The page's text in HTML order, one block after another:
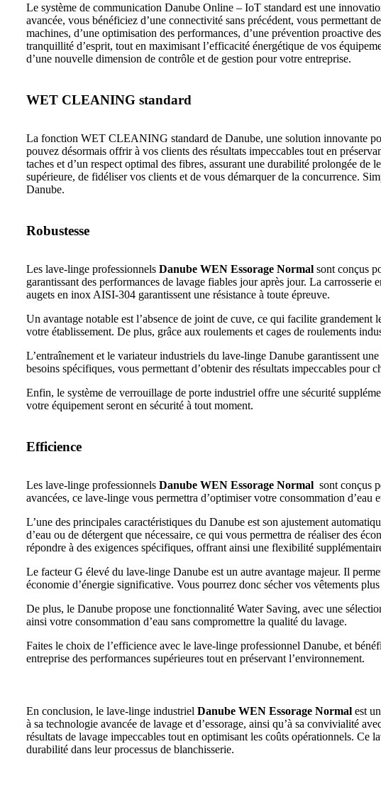
Le système de communication Danube Online – IoT standard est une
avancée, vous bénéficiez d’une connectivité sans précédent, vous permettant
machines, d’une optimisation des performances, d’une prévention proactive
tranquillité d’esprit, tout en maximisant l’efficacité énergétique de vos
d’une nouvelle dimension de contrôle et de gestion pour votre entreprise.
WET CLEANING standard
La fonction WET CLEANING standard de Danube, une solution innovante
pouvez désormais offrir à vos clients des résultats impeccables tout en
taches et d’un respect optimal des fibres, assurant une durabilité prolongée
supérieure, de fidéliser vos clients et de vous démarquer de la concurrence.
Danube.
Robustesse
Les lave-linge professionnels Danube WEN Essorage Normal sont conçus
garantissant des performances de lavage fiables jour après jour. La
augets en inox AISI-304 garantissent une résistance à toute épreuve.
Un avantage notable est l’absence de joint de cuve, ce qui facilite
votre établissement. De plus, grâce aux roulements et cages de roulements
L’entraînement et le variateur industriels du lave-linge Danube garantissent
besoins spécifiques, vous permettant d’obtenir des résultats impeccables pour
Enfin, le système de verrouillage de porte industriel offre une sécurité
votre équipement seront en sécurité à tout moment.
Efficience
Les lave-linge professionnels Danube WEN Essorage Normal sont conçus
avancées, ce lave-linge vous permettra d’optimiser votre consommation
L’une des principales caractéristiques du Danube est son ajustement
d’eau ou de détergent que nécessaire, ce qui vous permettra de réaliser des
répondre à des exigences spécifiques, offrant ainsi une flexibilité
Le facteur G élevé du lave-linge Danube est un autre avantage majeur. Il
économie d’énergie significative. Vous pourrez donc sécher vos vêtements
De plus, le Danube propose une fonctionnalité Water Saving, avec une
ainsi votre consommation d’eau sans compromettre la qualité du lavage.
Faites le choix de l’efficience avec le lave-linge professionnel Danube, et
entreprise des performances supérieures tout en préservant l’environnement.
En conclusion, le lave-linge industriel Danube WEN Essorage Normal est
à sa technologie avancée de lavage et d’essorage, ainsi qu’à sa convivialité
résultats de lavage impeccables tout en optimisant les coûts opérationnels.
durabilité dans leur processus de blanchisserie.